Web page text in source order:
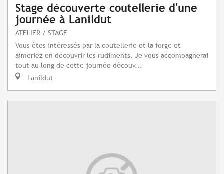
Stage découverte coutellerie d'une
journée à Lanildut
ATELIER / STAGE
Vous êtes intéressés par la coutellerie et la forge et
aimeriez en découvrir les rudiments. Je vous accompagnerai
tout au long de cette journée découv...
Lanildut